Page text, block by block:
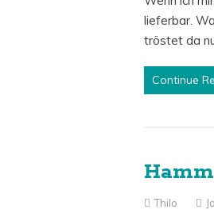
lieferbar.
tröstet da
Continue
Thilo